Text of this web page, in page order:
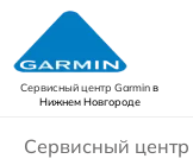
Сервисный центр Garminв
Нижнем Новгороде
Сервисный